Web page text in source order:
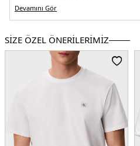
Kol Bilgisi :Kısa Kol
Kalıp Bilgisi :Regular Fit
Manken Ölçüsü :Boy : 1.86 cm / Beden : M
5DE1J30J325679YAF.25
Devamını Gör
SİZE ÖZEL ÖNERİLERİMİZ